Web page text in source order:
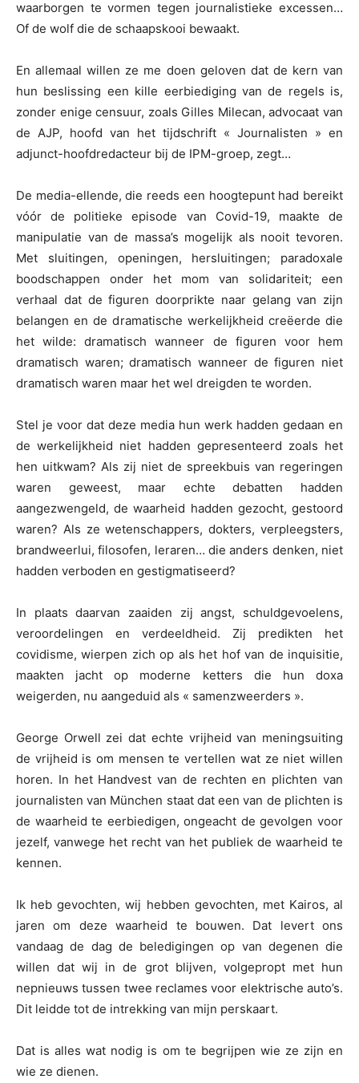
waarborgen te vormen tegen journalistieke excessen…
Of de wolf die de schaapskooi bewaakt.
En allemaal willen ze me doen geloven dat de kern van
hun beslissing een kille eerbiediging van de regels is,
zonder enige censuur, zoals Gilles Milecan, advocaat van
de AJP, hoofd van het tijdschrift « Journalisten » en
adjunct-hoofdredacteur bij de IPM-groep, zegt…
De media-ellende, die reeds een hoogtepunt had bereikt
vóór de politieke episode van Covid-19, maakte de
manipulatie van de massa’s mogelijk als nooit tevoren.
Met sluitingen, openingen, hersluitingen; paradoxale
boodschappen onder het mom van solidariteit; een
verhaal dat de figuren doorprikte naar gelang van zijn
belangen en de dramatische werkelijkheid creëerde die
het wilde: dramatisch wanneer de figuren voor hem
dramatisch waren; dramatisch wanneer de figuren niet
dramatisch waren maar het wel dreigden te worden.
Stel je voor dat deze media hun werk hadden gedaan en
de werkelijkheid niet hadden gepresenteerd zoals het
hen uitkwam? Als zij niet de spreekbuis van regeringen
waren geweest, maar echte debatten hadden
aangezwengeld, de waarheid hadden gezocht, gestoord
waren? Als ze wetenschappers, dokters, verpleegsters,
brandweerlui, filosofen, leraren… die anders denken, niet
hadden verboden en gestigmatiseerd?
In plaats daarvan zaaiden zij angst, schuldgevoelens,
veroordelingen en verdeeldheid. Zij predikten het
covidisme, wierpen zich op als het hof van de inquisitie,
maakten jacht op moderne ketters die hun doxa
weigerden, nu aangeduid als « samenzweerders ».
George Orwell zei dat echte vrijheid van meningsuiting
de vrijheid is om mensen te vertellen wat ze niet willen
horen. In het Handvest van de rechten en plichten van
journalisten van München staat dat een van de plichten is
de waarheid te eerbiedigen, ongeacht de gevolgen voor
jezelf, vanwege het recht van het publiek de waarheid te
kennen.
Ik heb gevochten, wij hebben gevochten, met Kairos, al
jaren om deze waarheid te bouwen. Dat levert ons
vandaag de dag de beledigingen op van degenen die
willen dat wij in de grot blijven, volgepropt met hun
nepnieuws tussen twee reclames voor elektrische auto’s.
Dit leidde tot de intrekking van mijn perskaart.
Dat is alles wat nodig is om te begrijpen wie ze zijn en
wie ze dienen.